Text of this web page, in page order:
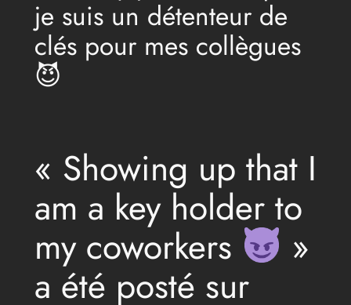
je suis un détenteur de
clés pour mes collègues
😈
« Showing up that I
am a key holder to
my coworkers »
a été posté sur